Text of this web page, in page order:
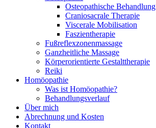
Osteopathische Behandlung
Craniosacrale Therapie
Viscerale Mobilisation
Faszientherapie
Fußreflexzonenmassage
Ganzheitliche Massage
Körperorientierte Gestalttherapie
Reiki
Homöopathie
Was ist Homöopathie?
Behandlungsverlauf
Über mich
Abrechnung und Kosten
Kontakt